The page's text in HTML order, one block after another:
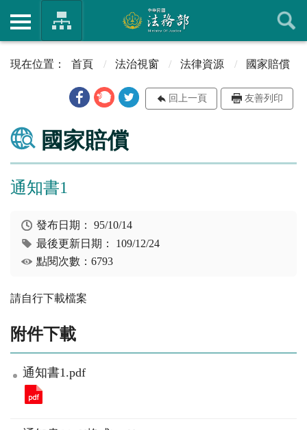
首頁 法治視窗 法律資源 國家賠償
回上一頁 友善列印
國家賠償
通知書1
發布日期：95/10/14
最後更新日期： 109/12/24
點閱次數：6793
請自行下載檔案
附件下載
通知書1.pdf